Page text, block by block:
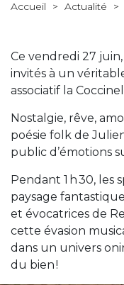
Accueil > Actualité >
Ce vendredi 27
invités à un
associatif la
Nostalgie, rêve,
poésie folk de
public d’émotions
Pendant 1 h 30,
paysage
et évocatrices de
cette évasion
dans un univers
du bien !